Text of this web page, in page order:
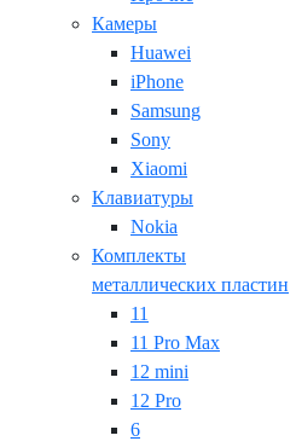
Камеры
Huawei
iPhone
Samsung
Sony
Xiaomi
Клавиатуры
Nokia
Комплекты
металлических пластин
11
11 Pro Max
12 mini
12 Pro
6